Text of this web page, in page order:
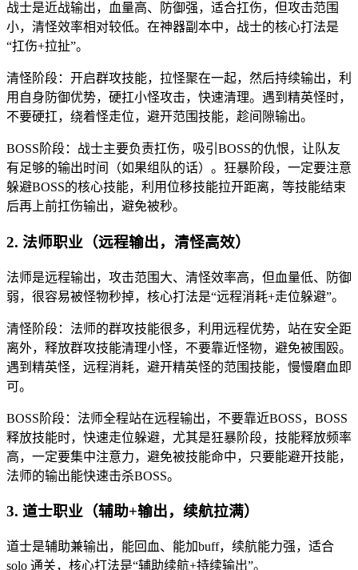
战士是近战输出，血量高、防御强，适合扛伤，但攻击范围
小，清怪效率相对较低。在神器副本中，战士的核心打法是
“扛伤+拉扯”。
清怪阶段：开启群攻技能，拉怪聚在一起，然后持续输出，利
用自身防御优势，硬扛小怪攻击，快速清理。遇到精英怪时，
不要硬扛，绕着怪走位，避开范围技能，趁间隙输出。
BOSS阶段：战士主要负责扛伤，吸引BOSS的仇恨，让队友
有足够的输出时间（如果组队的话）。狂暴阶段，一定要注意
躲避BOSS的核心技能，利用位移技能拉开距离，等技能结束
后再上前扛伤输出，避免被秒。
2. 法师职业（远程输出，清怪高效）
法师是远程输出，攻击范围大、清怪效率高，但血量低、防御
弱，很容易被怪物秒掉，核心打法是“远程消耗+走位躲避”。
清怪阶段：法师的群攻技能很多，利用远程优势，站在安全距
离外，释放群攻技能清理小怪，不要靠近怪物，避免被围殴。
遇到精英怪，远程消耗，避开精英怪的范围技能，慢慢磨血即
可。
BOSS阶段：法师全程站在远程输出，不要靠近BOSS，BOSS
释放技能时，快速走位躲避，尤其是狂暴阶段，技能释放频率
高，一定要集中注意力，避免被技能命中，只要能避开技能，
法师的输出能快速击杀BOSS。
3. 道士职业（辅助+输出，续航拉满）
道士是辅助兼输出，能回血、能加buff，续航能力强，适合
solo 通关，核心打法是“辅助续航+持续输出”。